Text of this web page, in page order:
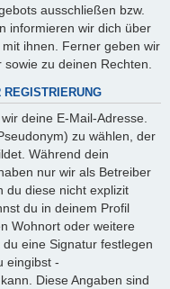
ausschließen bzw.
informieren wir dich über
ihnen. Ferner geben wir
zu deinen Rechten.
REGISTRIERUNG
deine E-Mail-Adresse.
zu wählen, der
Während dein
nur wir als Betreiber
du diese nicht explizit
du in deinem Profil
Wohnort oder weitere
eine Signatur festlegen
eingibst -
Diese Angaben sind